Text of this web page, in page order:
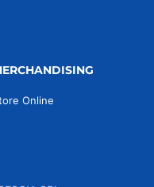
Online